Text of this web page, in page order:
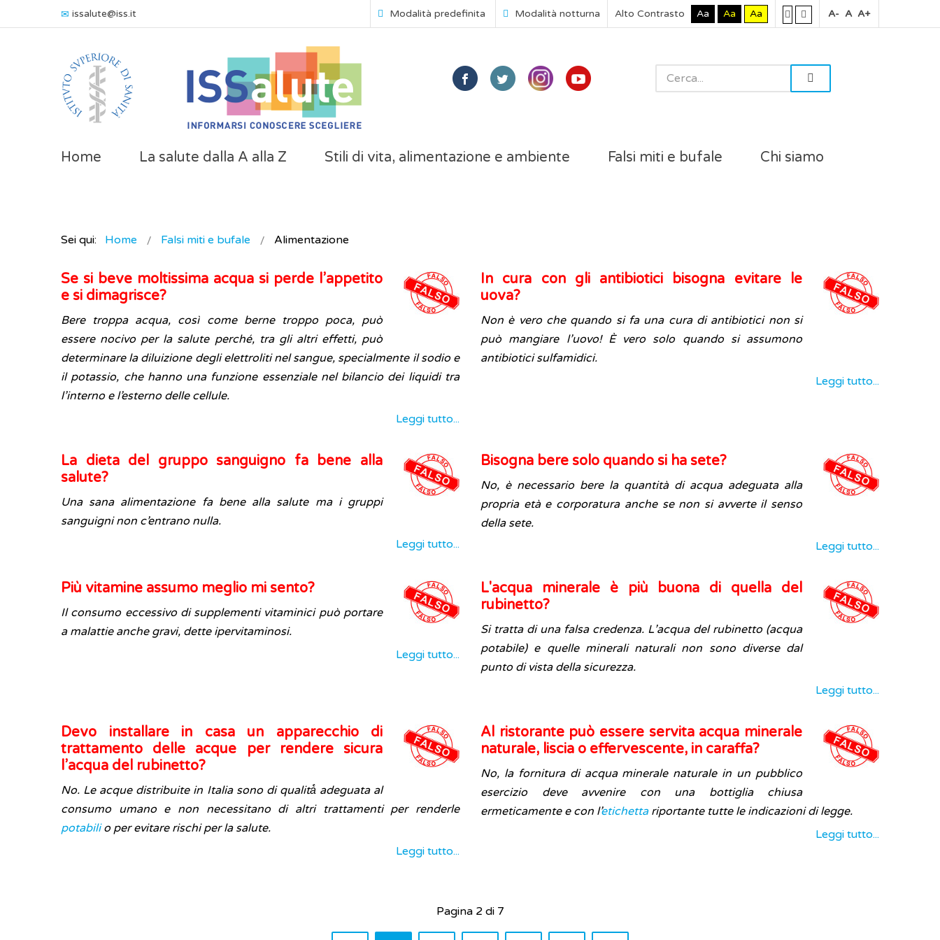
issalute@iss.it Modalità predefinita Modalità notturna Alto Contrasto Aa Aa Aa A- A A+
Home La salute dalla A alla Z Stili di vita, alimentazione e ambiente Falsi miti e bufale Chi siamo
Sei qui: Home Falsi miti e bufale Alimentazione
Se si beve moltissima acqua si perde l’appetito
e si dimagrisce?
Bere troppa acqua, così come berne troppo poca, può
essere nocivo per la salute perché, tra gli altri effetti, può
determinare la diluizione degli elettroliti nel sangue, specialmente il sodio e
il potassio, che hanno una funzione essenziale nel bilancio dei liquidi tra
l’interno e l’esterno delle cellule.
Leggi tutto...
In cura con gli antibiotici bisogna evitare le
uova?
Non è vero che quando si fa una cura di antibiotici non si
può mangiare l’uovo! È vero solo quando si assumono
antibiotici sulfamidici.
Leggi tutto...
La dieta del gruppo sanguigno fa bene alla
salute?
Una sana alimentazione fa bene alla salute ma i gruppi
sanguigni non c’entrano nulla.
Leggi tutto...
Bisogna bere solo quando si ha sete?
No, è necessario bere la quantità di acqua adeguata alla
propria età e corporatura anche se non si avverte il senso
della sete.
Leggi tutto...
Più vitamine assumo meglio mi sento?
Il consumo eccessivo di supplementi vitaminici può portare
a malattie anche gravi, dette ipervitaminosi.
Leggi tutto...
L'acqua minerale è più buona di quella del
rubinetto?
Si tratta di una falsa credenza. L’acqua del rubinetto (acqua
potabile) e quelle minerali naturali non sono diverse dal
punto di vista della sicurezza.
Leggi tutto...
Devo installare in casa un apparecchio di
trattamento delle acque per rendere sicura
l’acqua del rubinetto?
No. Le acque distribuite in Italia sono di qualità̀ adeguata al
consumo umano e non necessitano di altri trattamenti per renderle
potabilio per evitare rischi per la salute.
Leggi tutto...
Al ristorante può essere servita acqua minerale
naturale, liscia o effervescente, in caraffa?
No, la fornitura di acqua minerale naturale in un pubblico
esercizio deve avvenire con una bottiglia chiusa
ermeticamente e con l’etichettariportante tutte le indicazioni di legge.
Leggi tutto...
Pagina 2 di 7